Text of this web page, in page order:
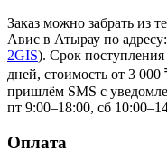
Заказ можно забрать из
Авис в Атырау по
2GIS). Срок
дней, стоимость от 3
пришлём SMS с
пт 9:00–18:00, сб
Оплата